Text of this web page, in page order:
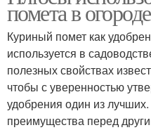
помета в огороде
Куриный помет как
используется в
полезных свойствах
чтобы с уверенностью
удобрения один из
преимущества перед